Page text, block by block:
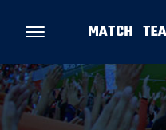
MATCH